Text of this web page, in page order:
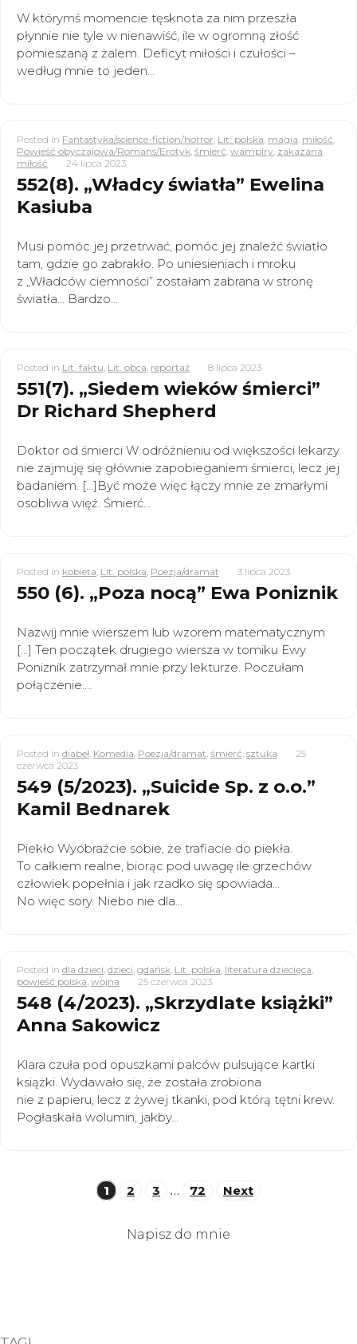
W którymś momencie tęsknota za nim przeszła
płynnie nie tyle w nienawiść, ile w ogromną złość
pomieszaną z żalem. Deficyt miłości i czułości –
według mnie to jeden…
Posted in Fantastyka/science-fiction/horror, Lit. polska, magia, miłość,
Powieść obyczajowa/Romans/Erotyk, śmierć, wampiry, zakazana
miłość
24 lipca 2023
552(8). „Władcy światła” Ewelina
Kasiuba
Musi pomóc jej przetrwać, pomóc jej znaleźć światło
tam, gdzie go zabrakło. Po uniesieniach i mroku
z „Władców ciemności” zostałam zabrana w stronę
światła… Bardzo…
Posted in Lit. faktu, Lit. obca, reportaż 8 lipca 2023
551(7). „Siedem wieków śmierci”
Dr Richard Shepherd
Doktor od śmierci W odróżnieniu od większości lekarzy
nie zajmuję się głównie zapobieganiem śmierci, lecz jej
badaniem. […]Być może więc łączy mnie ze zmarłymi
osobliwa więź. Śmierć…
Posted in kobieta, Lit. polska, Poezja/dramat 3 lipca 2023
550 (6). „Poza nocą” Ewa Poniznik
Nazwij mnie wierszem lub wzorem matematycznym
[…] Ten początek drugiego wiersza w tomiku Ewy
Poniznik zatrzymał mnie przy lekturze. Poczułam
połączenie.…
Posted in diabeł, Komedia, Poezja/dramat, śmierć, sztuka
25
czerwca 2023
549 (5/2023). „Suicide Sp. z o.o.”
Kamil Bednarek
Piekło Wyobraźcie sobie, że trafiacie do piekła.
To całkiem realne, biorąc pod uwagę ile grzechów
człowiek popełnia i jak rzadko się spowiada…
No więc sory. Niebo nie dla…
Posted in dla dzieci, dzieci, gdańsk, Lit. polska, literatura dziecięca,
powieść polska, wojna 25 czerwca 2023
548 (4/2023). „Skrzydlate książki”
Anna Sakowicz
Klara czuła pod opuszkami palców pulsujące kartki
książki. Wydawało się, że została zrobiona
nie z papieru, lecz z żywej tkanki, pod którą tętni krew.
Pogłaskała wolumin, jakby…
Stronicowanie
1 2 3 … 72 Next
Napisz do mnie